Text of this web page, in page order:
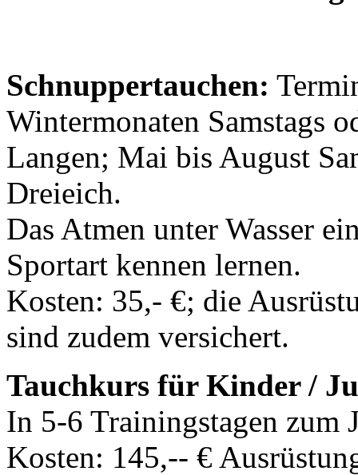
Schnuppertauchen:
Wintermonaten Samstags
Langen; Mai bis August
Dreieich.
Das Atmen unter Wasser
Sportart kennen lernen.
Kosten: 35,- €; die
sind zudem versichert.
Tauchkurs für Kinder /
In 5-6 Trainingstagen zum
Kosten: 145,-- €